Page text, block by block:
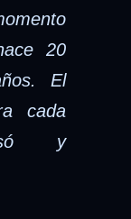
20
El
cada
y